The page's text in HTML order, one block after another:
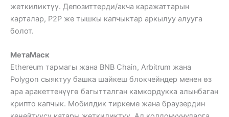
жеткиликтүү. Депозиттерди/акча каражаттарын
карталар, P2P же тышкы капчыктар аркылуу алууга
болот.
МетаМаск
Ethereum тармагы жана BNB Chain, Arbitrum жана
Polygon сыяктуу башка шайкеш блокчейндер менен өз
ара аракеттенүүгө багытталган камкордукка алынбаган
крипто капчык. Мобилдик тиркеме жана браузердин